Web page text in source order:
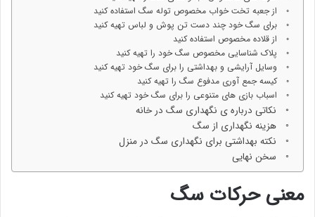
از جعبه تخت خواب مخصوص توله سگ استفاده کنید
برای سگ خود چند دست تن پوش و لباس تهیه کنید
از قلاده مخصوص استفاده کنید
پلاک شناسایی مخصوص سگ خود را تهیه کنید
وسایل آرایشی و بهداشتی را برای سگ خود تهیه کنید
کیسه جمع آوری مدفوع سگ را تهیه کنید
اسباب بازی های متنوعی را برای سگ خود تهیه کنید
نکاتی درباره ی نگهداری سگ در خانه
هزینه نگهداری از سگ
نکته بهداشتی برای نگهداری سگ در منزل
سخن نهایی
معنی حرکات سگ